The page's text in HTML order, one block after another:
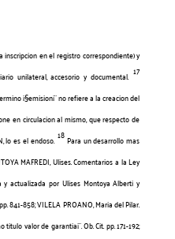
en el registro correspondiente) y
unilateral, accesorio y documental. 17
¡§emision¡¨ no refiere a la creacion del
en circulacion al mismo, que respecto de
lo es el endoso. 18Para un desarrollo mas
MAFREDI, Ulises. Comentarios a la Ley
actualizada por Ulises Montoya Alberti y
841-858; VILELA PROANO, Maria del Pilar.
valor de garantia¡¨. Ob. Cit. pp. 171-192;